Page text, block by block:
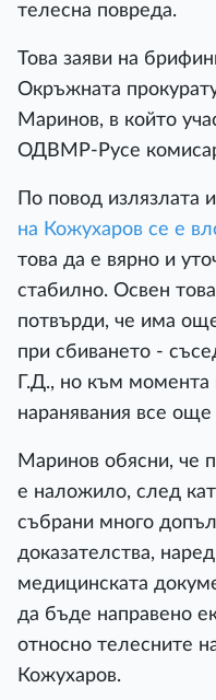
телесна повреда.
Това заяви на
Окръжната
Маринов, в който
ОДВМР-Русе
По повод излязлата
на Кожухаров се е
това да е вярно и
стабилно. Освен
потвърди, че има
при сбиването -
Г.Д., но към момента
наранявания все
Маринов обясни, че
е наложило, след
събрани много
доказателства,
медицинската
да бъде направено
относно телесните
Кожухаров.